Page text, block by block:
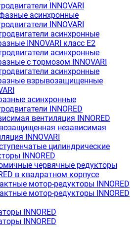
INNOVARI
асинхронные
INNOVARI
асинхронные
INNOVARI класс E2
асинхронные
с тормозом INNOVARI
асинхронные
взрывозащищенные
асинхронные
INNORED
вентиляция INNORED
независимая
INNOVARI
цилиндрические
INNORED
червячные редукторы
в квадратном корпусе
мотор-редукторы INNORED
мотор-редукторы INNORED
INNORED
INNORED